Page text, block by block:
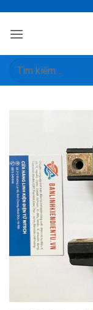
content
Tìm
kiếm: